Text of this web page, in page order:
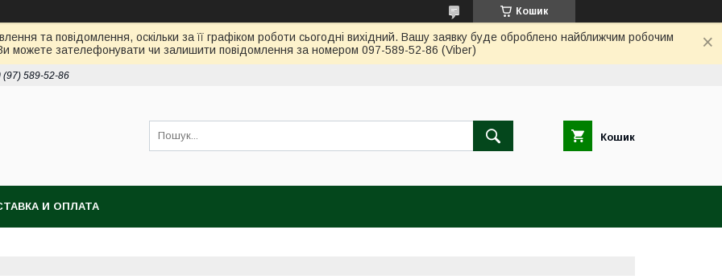
Кошик
та повідомлення, оскільки за її графіком роботи сьогодні вихідний. Вашу заявку буде оброблено найближчим робочим
можете зателефонувати чи залишити повідомлення за номером 097-589-52-86 (Viber)
(97) 589-52-86
Кошик
И ОПЛАТА